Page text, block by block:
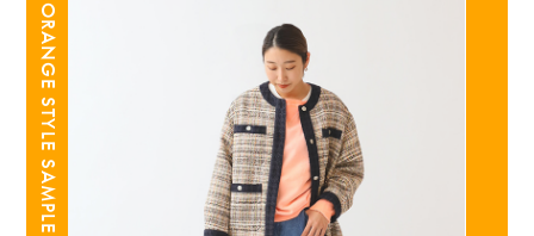
ORANGE STYLE SAMPLE